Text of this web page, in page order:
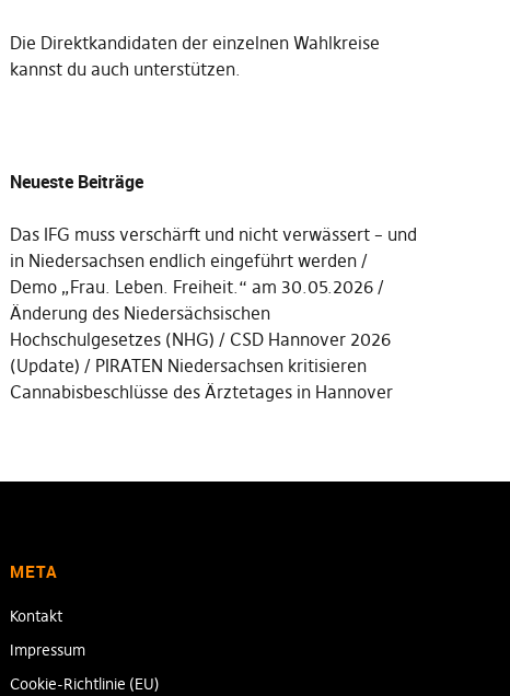
Die Direktkandidaten der einzelnen Wahlkreise
kannst du auch unterstützen.
Neueste Beiträge
Das IFG muss verschärft und nicht verwässert – und
in Niedersachsen endlich eingeführt werden
Demo „Frau. Leben. Freiheit.“ am 30.05.2026
Änderung des Niedersächsischen
Hochschulgesetzes (NHG)
CSD Hannover 2026
(Update)
PIRATEN Niedersachsen kritisieren
Cannabisbeschlüsse des Ärztetages in Hannover
META
Kontakt
Impressum
Cookie-Richtlinie (EU)